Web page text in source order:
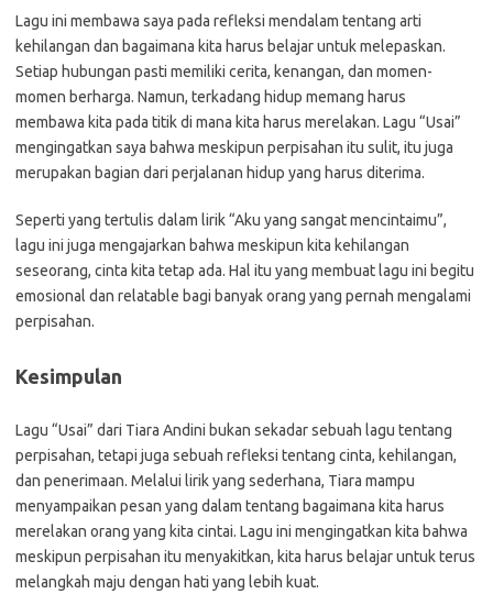
Lagu ini membawa saya pada refleksi mendalam tentang arti
kehilangan dan bagaimana kita harus belajar untuk melepaskan.
Setiap hubungan pasti memiliki cerita, kenangan, dan momen-
momen berharga. Namun, terkadang hidup memang harus
membawa kita pada titik di mana kita harus merelakan. Lagu “Usai”
mengingatkan saya bahwa meskipun perpisahan itu sulit, itu juga
merupakan bagian dari perjalanan hidup yang harus diterima.
Seperti yang tertulis dalam lirik “Aku yang sangat mencintaimu”,
lagu ini juga mengajarkan bahwa meskipun kita kehilangan
seseorang, cinta kita tetap ada. Hal itu yang membuat lagu ini begitu
emosional dan relatable bagi banyak orang yang pernah mengalami
perpisahan.
Kesimpulan
Lagu “Usai” dari Tiara Andini bukan sekadar sebuah lagu tentang
perpisahan, tetapi juga sebuah refleksi tentang cinta, kehilangan,
dan penerimaan. Melalui lirik yang sederhana, Tiara mampu
menyampaikan pesan yang dalam tentang bagaimana kita harus
merelakan orang yang kita cintai. Lagu ini mengingatkan kita bahwa
meskipun perpisahan itu menyakitkan, kita harus belajar untuk terus
melangkah maju dengan hati yang lebih kuat.